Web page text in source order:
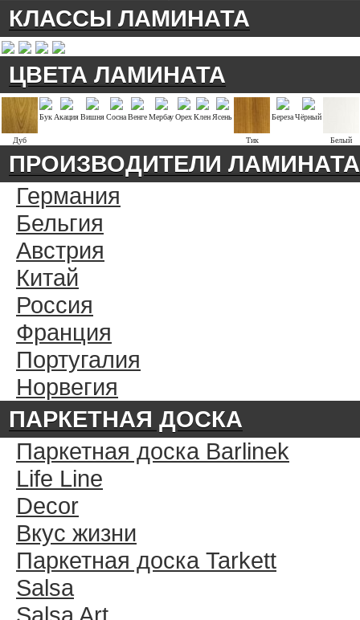
КЛАССЫ ЛАМИНАТА
ЦВЕТА ЛАМИНАТА
Дуб
Бук АкацияВишняСоснаВенгеМербауОрехКлен Ясень
Тик
БерезаЧёрный
Белый
ПРОИЗВОДИТЕЛИ ЛАМИНАТА
Германия
Бельгия
Австрия
Китай
Россия
Франция
Португалия
Норвегия
ПАРКЕТНАЯ ДОСКА
Паркетная доска Barlinek
Life Line
Decor
Вкус жизни
Паркетная доска Tarkett
Salsa